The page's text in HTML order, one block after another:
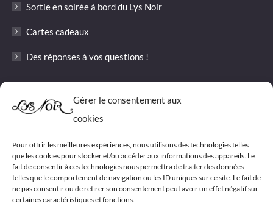
Gérer le consentement aux
cookies
Pour offrir les meilleures expériences, nous utilisons des technologies telles
que les cookies pour stocker et/ou accéder aux informations des appareils. Le
fait de consentir à ces technologies nous permettra de traiter des données
telles que le comportement de navigation ou les ID uniques sur ce site. Le fait de
ne pas consentir ou de retirer son consentement peut avoir un effet négatif sur
certaines caractéristiques et fonctions.
Sortie en soirée à bord du Lys Noir
Cartes cadeaux
Des réponses à vos questions !
Les tarifs 2026 pour les sorties du Lys Noir
Conditions générales de vente
Politique de cookies (UE)
Nous contacter